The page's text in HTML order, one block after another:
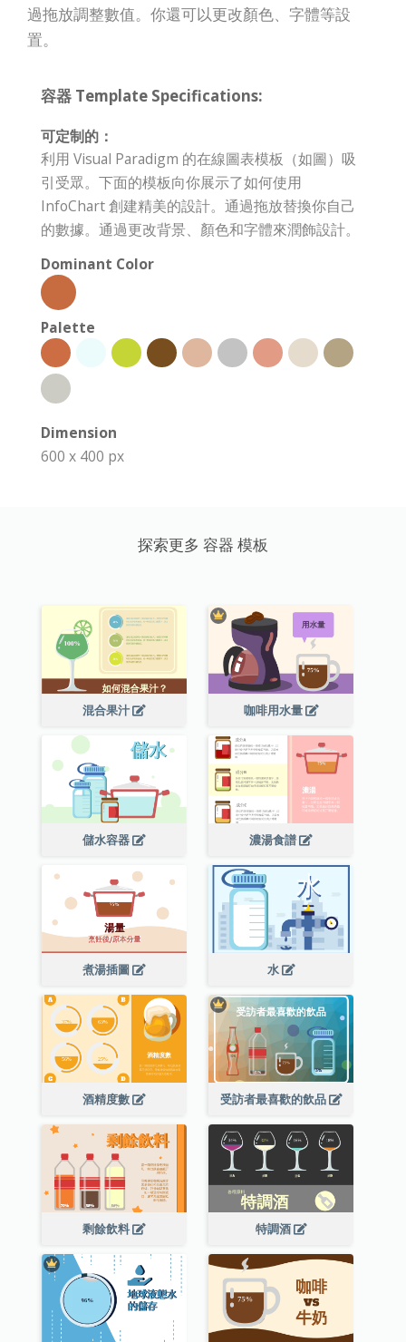
過拖放調整數值。你還可以更改顏色、字體等設
置。
容器 Template Specifications:
可定制的：
利用 Visual Paradigm 的在線圖表模板（如圖）吸
引受眾。下面的模板向你展示了如何使用
InfoChart 創建精美的設計。通過拖放替換你自己
的數據。通過更改背景、顏色和字體來潤飾設計。
Dominant Color
Palette
Dimension
600 x 400 px
探索更多 容器 模板
混合果汁 咖啡用水量
儲水容器 濃湯食譜
煮湯插圖 水
酒精度數 受訪者最喜歡的飲品
剩餘飲料 特調酒